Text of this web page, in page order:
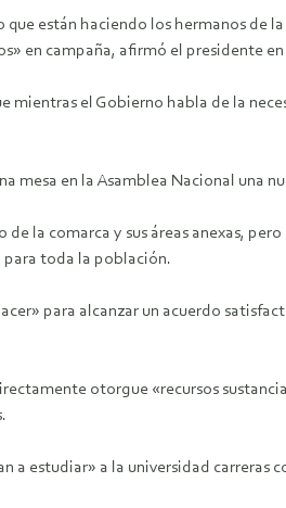
están haciendo los hermanos de
en campaña, afirmó el presidente
el Gobierno habla de la
mesa en la Asamblea Nacional una
la comarca y sus áreas anexas,
para toda la población.
para alcanzar un acuerdo
otorgue «recursos
a estudiar» a la universidad